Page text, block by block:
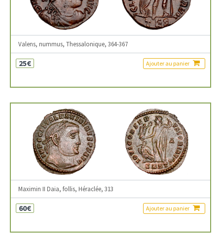
Valens, nummus, Thessalonique, 364-367
25€ Ajouter au panier
Maximin II Daia, follis, Héraclée, 313
60€ Ajouter au panier